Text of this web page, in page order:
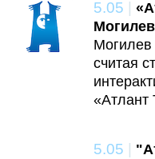
5.05 |
Могилев
считая
«Атлант
5.05 |